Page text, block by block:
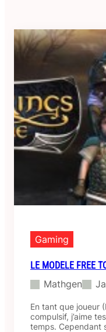
Gaming
LE MODELE FREE
Mathgen
En tant que joueur
compulsif, j’aime
temps. Cependant